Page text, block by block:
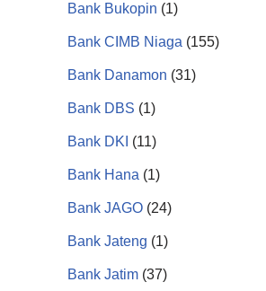
Bank Bukopin (1)
Bank CIMB Niaga (155)
Bank Danamon (31)
Bank DBS (1)
Bank DKI (11)
Bank Hana (1)
Bank JAGO (24)
Bank Jateng (1)
Bank Jatim (37)